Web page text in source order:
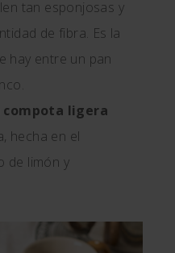
tan esponjosas y
de fibra. Es la
hay entre un pan
compota ligera
hecha en el
de limón y